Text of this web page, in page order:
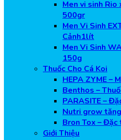
Men vi sinh Rio
500gr
Men Vi Sinh
Cảnh1lít
Men Vi Sinh
150g
Thuốc Cho Cá Koi
HEPA ZYME –
Benthos –
PARASITE –
Nutri grow
Bron Tox – Đặc
Giới Thiệu